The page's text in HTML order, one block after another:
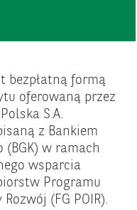
bezpłatną formą
oferowaną przez
S.A.
z Bankiem
(BGK) w ramach
wsparcia
Programu
(FG POIR).